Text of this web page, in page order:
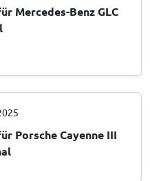
Mercedes-Benz GLC
Porsche Cayenne III